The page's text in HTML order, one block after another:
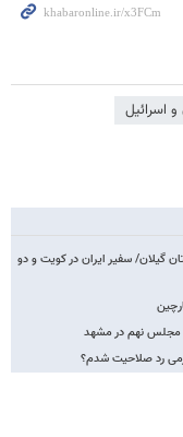
و اسرائیل
استان گیلان/ سفیر ایران در کویت و دو
رد صلاحیت شدم؟